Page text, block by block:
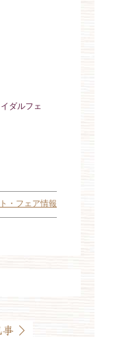
ダルフェ
・フェア情報